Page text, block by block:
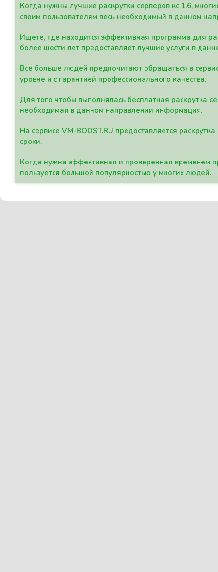
Когда нужны лучшие раскрутки серверов кс 1.6,
своим пользователям весь необходимый в данном
Ищете, где находится эффективная программа для
более шести лет предоставляет лучшие услуги в
Все больше людей предпочитают обращаться в
уровне и с гарантией профессионального качества.
Для того чтобы выполнялась бесплатная раскрутка
необходимая в данном направлении информация.
На сервисе VM-BOOST.RU предоставляется
сроки.
Когда нужна эффективная и проверенная временем
пользуется большой популярностью у многих людей.